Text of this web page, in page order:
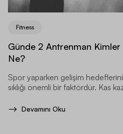
Fitness
Günde 2 Antrenman Kimler
Ne?
Spor yaparken gelişim
sıklığı önemli bir faktördür. Kas
Devamını Oku